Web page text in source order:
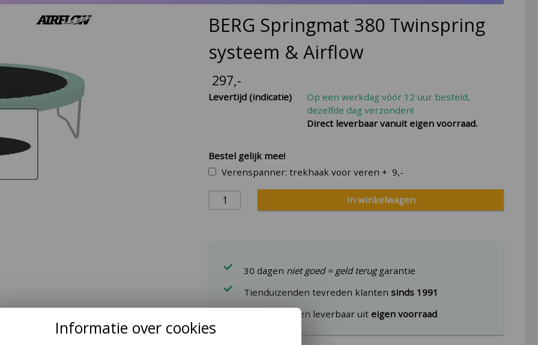
BERG Springmat 380 Twinspring
systeem & Airflow
297,-
Levertijd (indicatie)
Op een werkdag vóór 12 uur besteld,
dezelfde dag verzonden!
Direct leverbaar vanuit eigen voorraad.
Bestel gelijk mee!
Verenspanner: trekhaak voor veren+ 9,-
In winkelwagen
30 dagen niet goed = geld teruggarantie
Tienduizenden tevreden klantensinds 1991
Veel producten leverbaar uiteigen voorraad
Informatie over cookies